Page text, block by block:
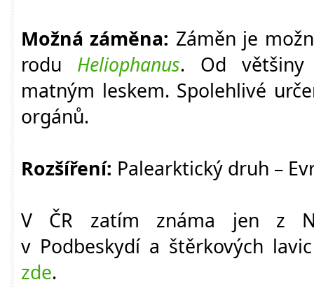
Možná záměna: Záměn je
rodu Heliophanus. Od
matným leskem. Spolehlivé
orgánů.
Rozšíření: Palearktický druh –
V ČR zatím známa jen z
v Podbeskydí a štěrkových
zde.